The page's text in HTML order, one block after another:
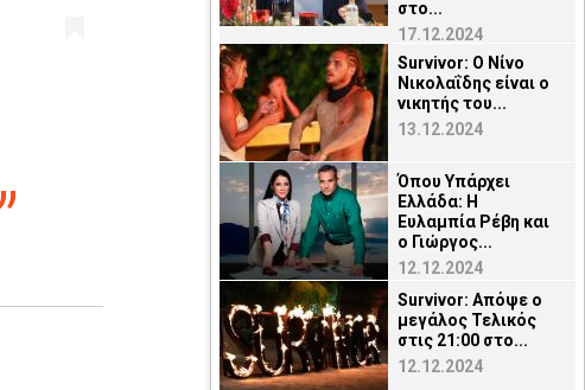
στο...
17.12.2024
Survivor: O Νίνο
Νικολαΐδης είναι ο
νικητής του...
13.12.2024
Όπου Υπάρχει
Ελλάδα: Η
Ευλαμπία Ρέβη και
ο Γιώργος...
12.12.2024
Survivor: Απόψε ο
μεγάλος Τελικός
στις 21:00 στο...
12.12.2024